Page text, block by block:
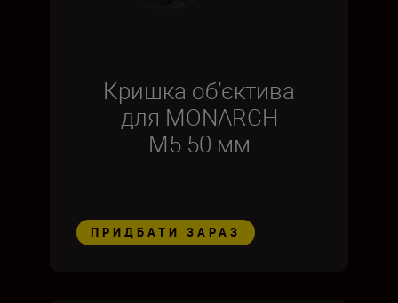
Кришка об’єктива
для MONARCH
M5 50 мм
ПРИДБАТИ ЗАРАЗ